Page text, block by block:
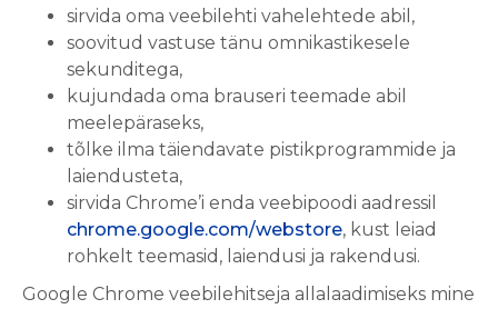
sirvida oma veebilehti vahelehtede abil,
soovitud vastuse tänu omnikastikesele
sekunditega,
kujundada oma brauseri teemade abil
meelepäraseks,
tõlke ilma täiendavate pistikprogrammide ja
laiendusteta,
sirvida Chrome’i enda veebipoodi aadressil
chrome.google.com/webstore, kust leiad
rohkelt teemasid, laiendusi ja rakendusi.
Google Chrome veebilehitseja allalaadimiseks mine